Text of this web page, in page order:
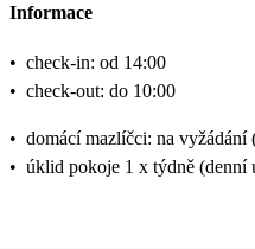
Informace
• check-in: od 14:00
• check-out: do 10:00
• domácí mazlíčci: na vyžádání
• úklid pokoje 1 x týdně (denní